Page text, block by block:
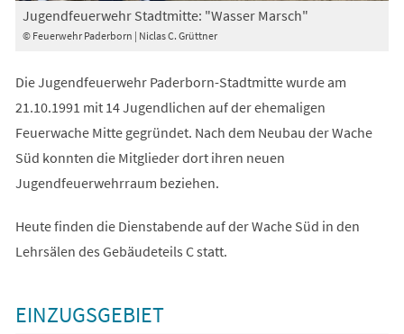
© Feuerwehr Paderborn | Niclas C. Grüttner
Jugendfeuerwehr Stadtmitte: "Wasser Marsch"
Die Jugendfeuerwehr Paderborn-Stadtmitte wurde am
21.10.1991 mit 14 Jugendlichen auf der ehemaligen
Feuerwache Mitte gegründet. Nach dem Neubau der Wache
Süd konnten die Mitglieder dort ihren neuen
Jugendfeuerwehrraum beziehen.
Heute finden die Dienstabende auf der Wache Süd in den
Lehrsälen des Gebäudeteils C statt.
EINZUGSGEBIET